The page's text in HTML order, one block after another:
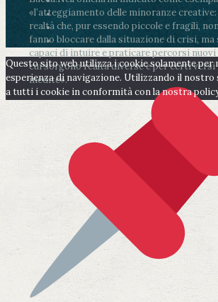
«l’atteggiamento delle minoranze creative:
realtà che, pur essendo piccole e fragili,
fanno bloccare dalla situazione di crisi, ma
capaci di intuire e praticare percorsi nuovi
cui sorgono realtà diverse e per certi versi
inedite».
Questo sito web utilizza i cookie solamente per
esperienza di navigazione. Utilizzando il
a tutti i cookie in conformità con la nostra